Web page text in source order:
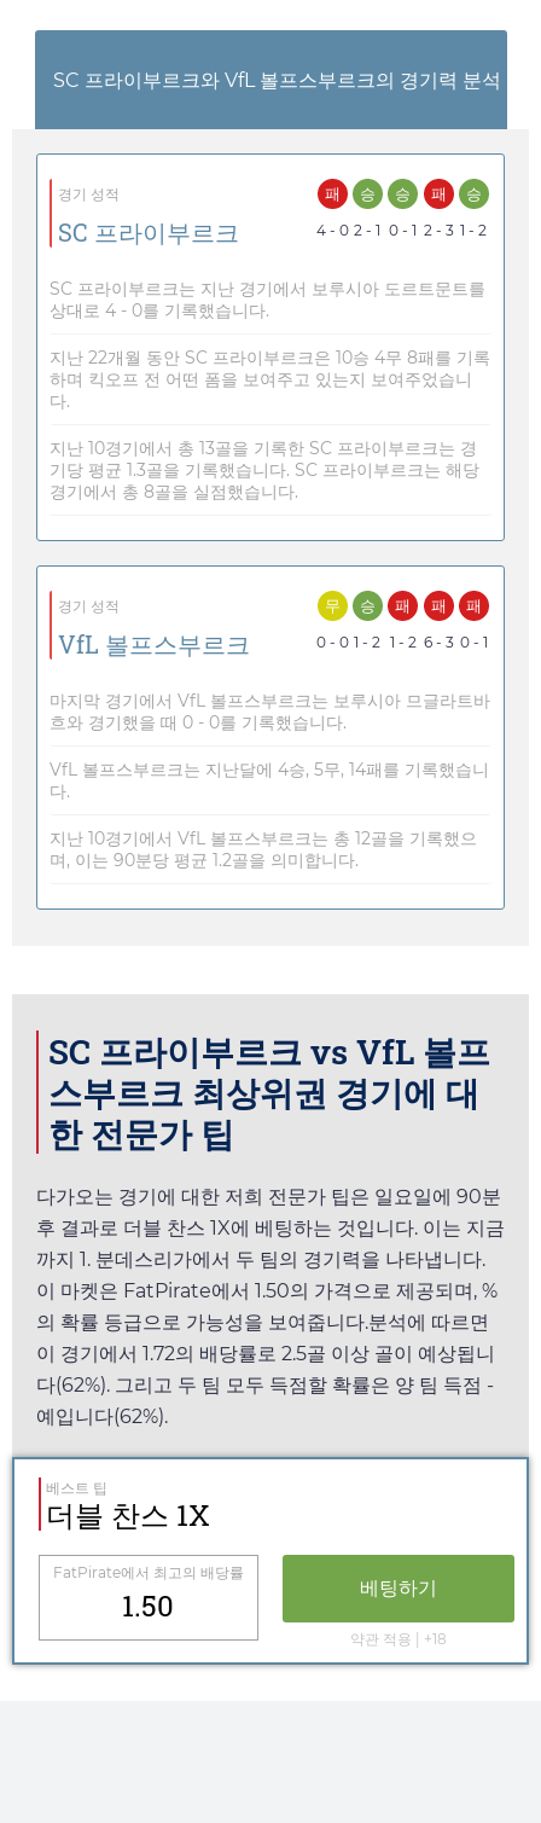
SC 프라이부르크와 VfL 볼프스부르크의 경기력 분석
경기 성적
SC 프라이부르크
패
4 - 0
승
2 - 1
승
0 - 1
패
2 - 3
승
1 - 2
SC 프라이부르크는 지난 경기에서 보루시아 도르트문트를
상대로 4 - 0를 기록했습니다.
지난 22개월 동안 SC 프라이부르크은 10승 4무 8패를 기록
하며 킥오프 전 어떤 폼을 보여주고 있는지 보여주었습니
다.
지난 10경기에서 총 13골을 기록한 SC 프라이부르크는 경
기당 평균 1.3골을 기록했습니다. SC 프라이부르크는 해당
경기에서 총 8골을 실점했습니다.
경기 성적
VfL 볼프스부르크
무
0 - 0
승
1 - 2
패
1 - 2
패
6 - 3
패
0 - 1
마지막 경기에서 VfL 볼프스부르크는 보루시아 므글라트바
흐와 경기했을 때 0 - 0를 기록했습니다.
VfL 볼프스부르크는 지난달에 4승, 5무, 14패를 기록했습니
다.
지난 10경기에서 VfL 볼프스부르크는 총 12골을 기록했으
며, 이는 90분당 평균 1.2골을 의미합니다.
SC 프라이부르크 vs VfL 볼프
스부르크 최상위권 경기에 대
한 전문가 팁
다가오는 경기에 대한 저희 전문가 팁은 일요일에 90분
후 결과로 더블 찬스 1X에 베팅하는 것입니다. 이는 지금
까지 1. 분데스리가에서 두 팀의 경기력을 나타냅니다.
이 마켓은 FatPirate에서 1.50의 가격으로 제공되며, %
의 확률 등급으로 가능성을 보여줍니다.분석에 따르면
이 경기에서 1.72의 배당률로 2.5골 이상 골이 예상됩니
다(62%). 그리고 두 팀 모두 득점할 확률은 양 팀 득점 -
예입니다(62%).
베스트 팁
더블 찬스 1X
FatPirate에서 최고의 배당률
1.50 베팅하기
약관 적용 | +18